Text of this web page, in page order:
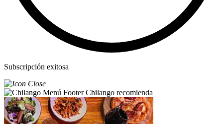
Subscripción exitosa
Chilango recomienda